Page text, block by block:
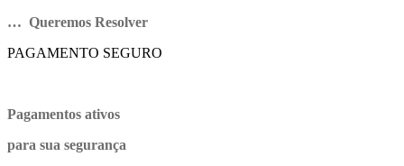
… Queremos Resolver
PAGAMENTO SEGURO
Pagamentos ativos
para sua segurança